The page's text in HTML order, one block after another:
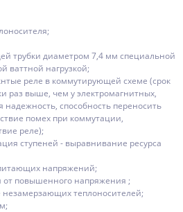
трубки диаметром 7,4 мм специальной
ваттной нагрузкой;
реле в коммутирующей схеме (срок
раз выше, чем у электромагнитных,
надежность, способность переносить
помех при коммутации,
реле);
ступеней - выравнивание ресурса
напряжений;
от повышенного напряжения ;
теплоносителей;